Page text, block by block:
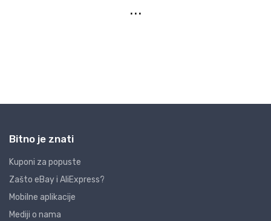
Bitno je znati
Kuponi za popuste
Zašto eBay i AliExpress?
Mobilne aplikacije
Mediji o nama